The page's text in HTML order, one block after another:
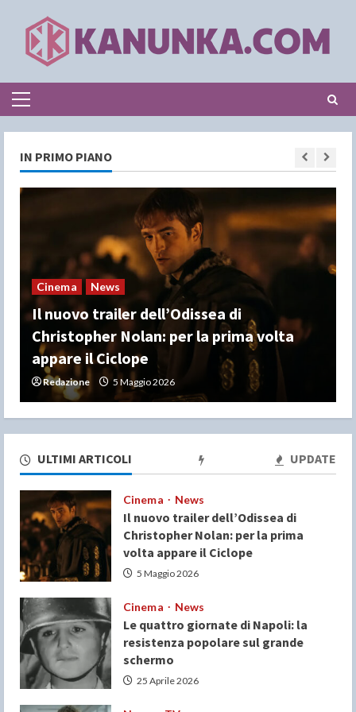
content
Primary
IN PRIMO PIANO
Cinema News
Le quattro giornate di Napoli: la
resistenza popolare sul grande schermo
Redazione 25 Aprile 2026
ULTIMI ARTICOLI UPDATE
Cinema News
Il nuovo trailer dell’Odissea di
Christopher Nolan: per la prima
volta appare il Ciclope
5 Maggio 2026
Cinema News
Le quattro giornate di Napoli: la
resistenza popolare sul grande
schermo
25 Aprile 2026